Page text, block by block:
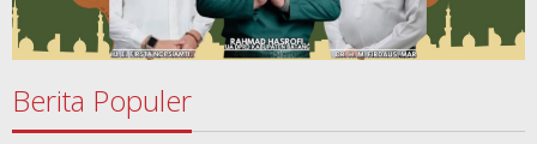
Berita Populer